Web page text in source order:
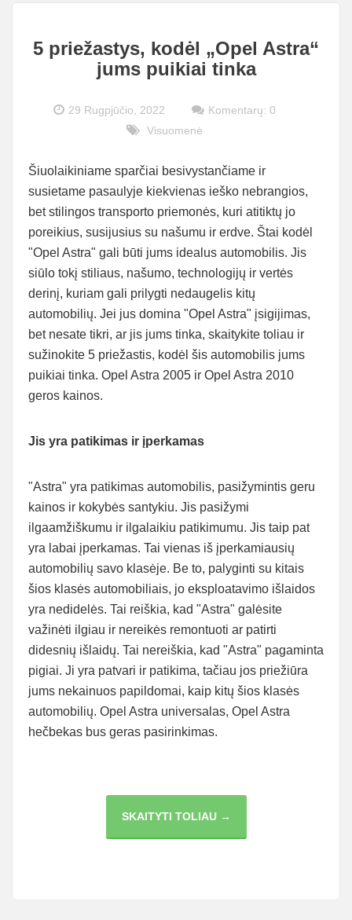
5 priežastys, kodėl „Opel Astra“
jums puikiai tinka
29 Rugpjūčio, 2022
Komentarų: 0
Visuomenė
Šiuolaikiniame sparčiai besivystančiame ir
susietame pasaulyje kiekvienas ieško nebrangios,
bet stilingos transporto priemonės, kuri atitiktų jo
poreikius, susijusius su našumu ir erdve. Štai kodėl
"Opel Astra" gali būti jums idealus automobilis. Jis
siūlo tokį stiliaus, našumo, technologijų ir vertės
derinį, kuriam gali prilygti nedaugelis kitų
automobilių. Jei jus domina "Opel Astra" įsigijimas,
bet nesate tikri, ar jis jums tinka, skaitykite toliau ir
sužinokite 5 priežastis, kodėl šis automobilis jums
puikiai tinka. Opel Astra 2005 ir Opel Astra 2010
geros kainos.
Jis yra patikimas ir įperkamas
"Astra" yra patikimas automobilis, pasižymintis geru
kainos ir kokybės santykiu. Jis pasižymi
ilgaamžiškumu ir ilgalaikiu patikimumu. Jis taip pat
yra labai įperkamas. Tai vienas iš įperkamiausių
automobilių savo klasėje. Be to, palyginti su kitais
šios klasės automobiliais, jo eksploatavimo išlaidos
yra nedidelės. Tai reiškia, kad "Astra" galėsite
važinėti ilgiau ir nereikės remontuoti ar patirti
didesnių išlaidų. Tai nereiškia, kad "Astra" pagaminta
pigiai. Ji yra patvari ir patikima, tačiau jos priežiūra
jums nekainuos papildomai, kaip kitų šios klasės
automobilių. Opel Astra universalas, Opel Astra
hečbekas bus geras pasirinkimas.
SKAITYTI TOLIAU →
KODĖL